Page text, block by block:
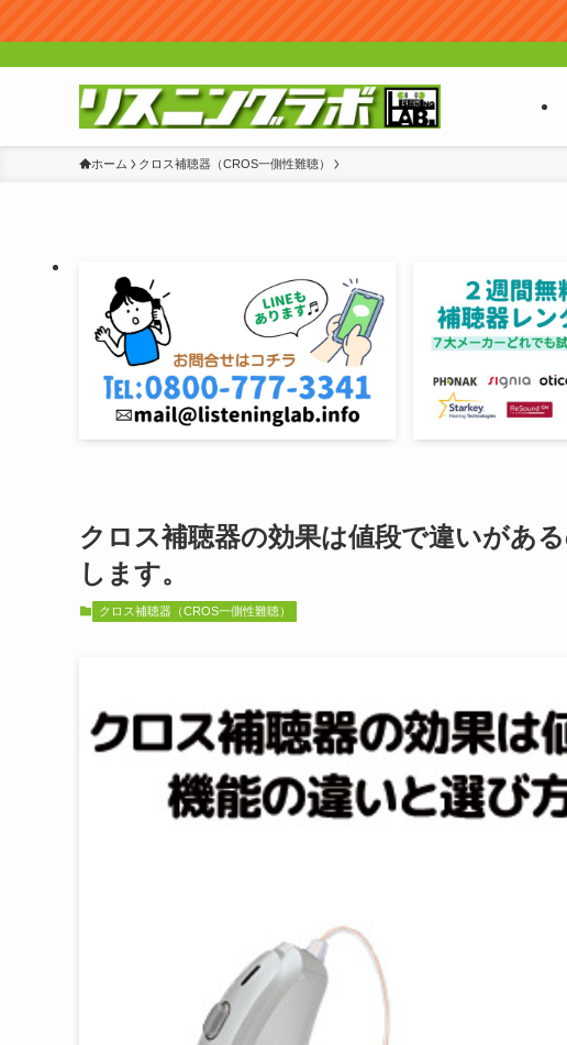
ホーム クロス補聴器（CROS一側性難聴）
クロス補聴器の効果は値段で違いがあ
します。
クロス補聴器（CROS一側性難聴）